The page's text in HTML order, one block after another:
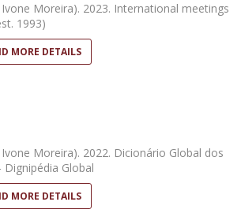
Moreira). 2023. International meetings
1993)
MORE DETAILS
Moreira). 2022. Dicionário Global dos
Global
MORE DETAILS